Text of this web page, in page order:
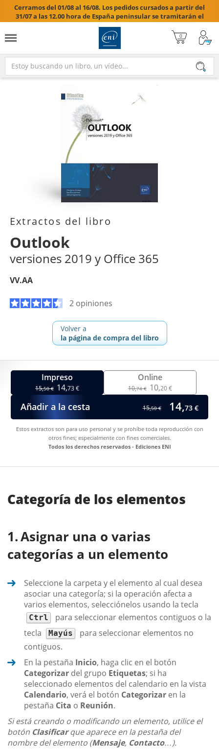
Cerramos del 01/08 al 16/08. Los pedidos cursados a partir del
31/07 a las 12.00 hora de España peninsular se tramitarán el
17/08/2026.

Extractos del libro
Outlook
versiones 2019 y Office 365
VV.AA
2 opiniones
Volver a
la página de compra del libro
Impreso
15,50 € 14,73 €
Online
10,74 € 10,20 €
Añadir a la cesta 15,50 € 14,73 €
Estos extractos son para uso personal y se prohíbe toda reproducción con
otros fines; especialmente con fines comerciales.
Todos los derechos reservados - Ediciones ENI
Categoría de los elementos
Asignar una o varias
categorías a un elemento
Seleccione la carpeta y el elemento al cual desea
asociar una categoría; si la operación afecta a
varios elementos, selecciónelos usando la tecla
Ctrl
para seleccionar elementos contiguos o la
tecla
Mayús
para seleccionar elementos no
contiguos.
En la pestaña Inicio, haga clic en el botón
Categorizar del grupo Etiquetas; si ha
seleccionado elementos del calendario en la vista
Calendario, verá el botón Categorizar en la
pestaña Cita o Reunión.
Si está creando o modificando un elemento, utilice el
botón Clasificarque aparece en la pestaña del
nombre del elemento (Mensaje, Contacto…).